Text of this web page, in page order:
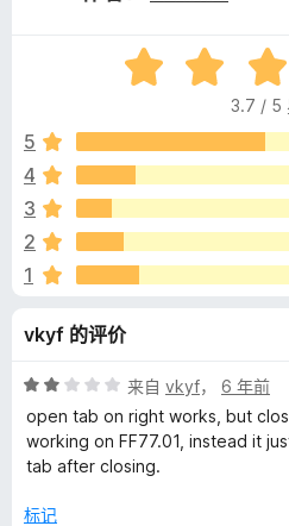
览
器
附
加
件
O
p
e
n
/
C
l
评
分
.
/
3.7 / 5
5
4
3
2
1
vkyf 的评价
评
分
2
/
来自 vkyf， 6 年前
open tab on right works, but
working on FF77.01, instead it
tab after closing.
标记